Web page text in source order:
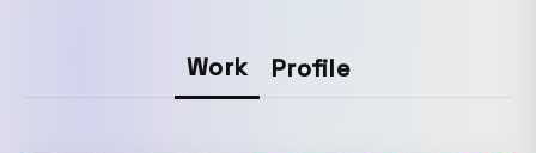
Work Profile